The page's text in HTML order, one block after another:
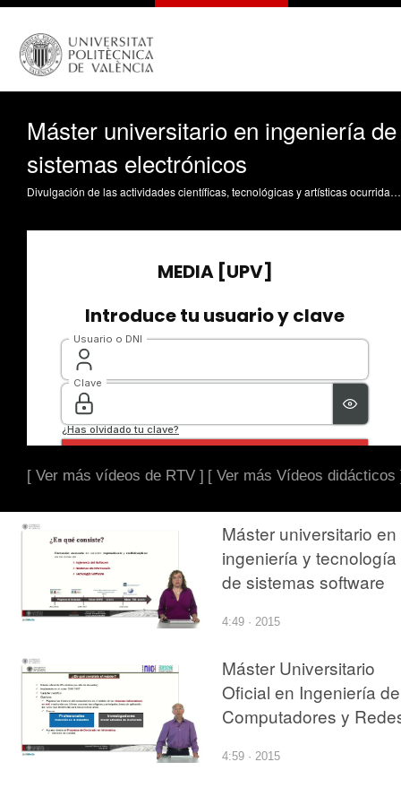
Máster universitario en ingeniería de
sistemas electrónicos
Divulgación de las actividades científicas, tecnológicas y artísticas ocurridas en los tres campus de la UPV
[ Ver más vídeos de RTV ] [ Ver más Vídeos didácticos
Máster universitario en
ingeniería y tecnología
de sistemas software
4:49 · 2015
Máster Universitario
Oficial en Ingeniería de
Computadores y
4:59 · 2015